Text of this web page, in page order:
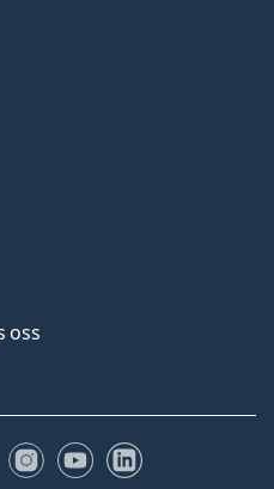
oss
Instagram
YouTubeLinkedIn